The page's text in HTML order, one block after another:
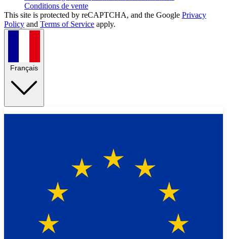
Conditions de vente
This site is protected by reCAPTCHA, and the Google Privacy
Policy and Terms of Service apply.
Français